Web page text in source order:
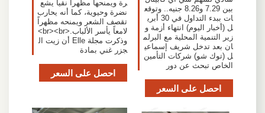
بين 7.29 و8.26 جنيه.. وتوقع
ات ببدء التداول في 30 أبري
ل (أخبار اليوم) انتهاء أزمة و
زير التنمية المحلية مع البرلم
ان بعد تدخل شريف إسماعي
ل (توك شو) شركات التأمين
الخاص تبحث عن دور
احصل على السعر
رة ويمنحها مظهراً نقياً يشع
نضرة وحيوية، كما أنه يحارب
تقصف الشعر ويمنحه مظهراً
لامعاً يأسر الألباب.<br><br>
وذكرت مجلة Elle أن زيت ال
جزر غني بمادة
احصل على السعر